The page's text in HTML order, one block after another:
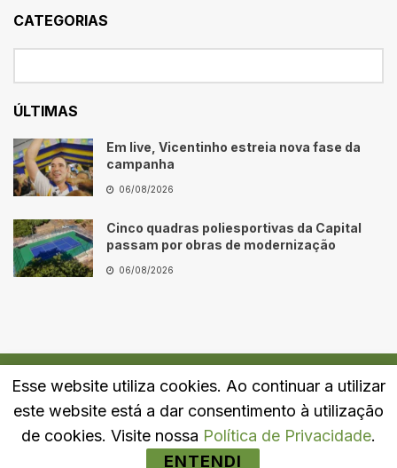
CATEGORIAS
ÚLTIMAS
Em live, Vicentinho estreia nova fase da
campanha
06/08/2026
Cinco quadras poliesportivas da Capital
passam por obras de modernização
06/08/2026
Quem Somos Fale Conosco Política de Privacidade
Esse website utiliza cookies. Ao continuar a utilizar
este website está a dar consentimento à utilização
de cookies. Visite nossa Política de Privacidade.
ENTENDI